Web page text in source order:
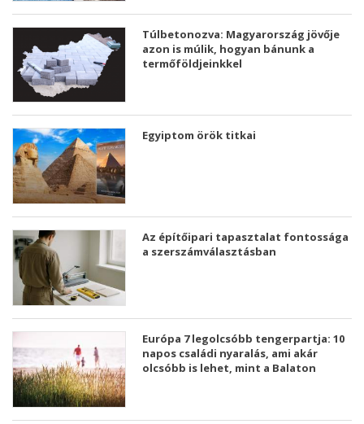
Túlbetonozva: Magyarország jövője
azon is múlik, hogyan bánunk a
termőföldjeinkkel
Egyiptom örök titkai
Az építőipari tapasztalat fontossága
a szerszámválasztásban
Európa 7 legolcsóbb tengerpartja: 10
napos családi nyaralás, ami akár
olcsóbb is lehet, mint a Balaton